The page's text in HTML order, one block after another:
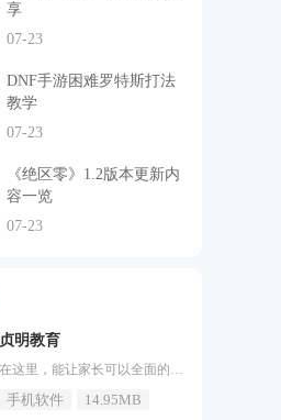
享
07-23
DNF手游困难罗特斯打法
教学
07-23
《绝区零》1.2版本更新内
容一览
07-23
贞明教育
在这里，能让家长可以全面的教育自己的宝宝，激发孩子的学习兴趣，全面的发展。《贞明教育》是一款以国学教育为主要的教学目标的学习软件，也可以设置到期提醒，避免忘记重要的事情。贞明教育介绍让许许多多的中小学生的小伙伴们可以来多了解中国的国学经典，来看看中国的国粹，这都是上下五千年智慧的结晶，也是智者对于后生的教导，希望大家可以多关注一下！感兴趣的小伙伴们赶快来下载体验吧！贞明教育特色1、贞明教育更为独特的教育平台，每一期的国学课程都能给大家带来精彩的内容;2、手机上看直播
手机软件 14.95MB